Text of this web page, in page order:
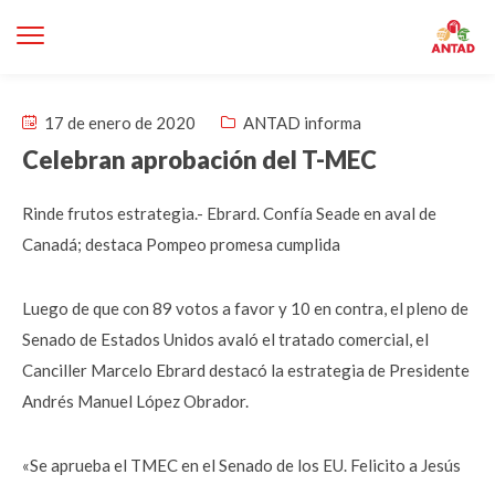
17 de enero de 2020 ANTAD informa
Celebran aprobación del T-MEC
Rinde frutos estrategia.- Ebrard. Confía Seade en aval de
Canadá; destaca Pompeo promesa cumplida
Luego de que con 89 votos a favor y 10 en contra, el pleno de
Senado de Estados Unidos avaló el tratado comercial, el
Canciller Marcelo Ebrard destacó la estrategia de Presidente
Andrés Manuel López Obrador.
«Se aprueba el TMEC en el Senado de los EU. Felicito a Jesús